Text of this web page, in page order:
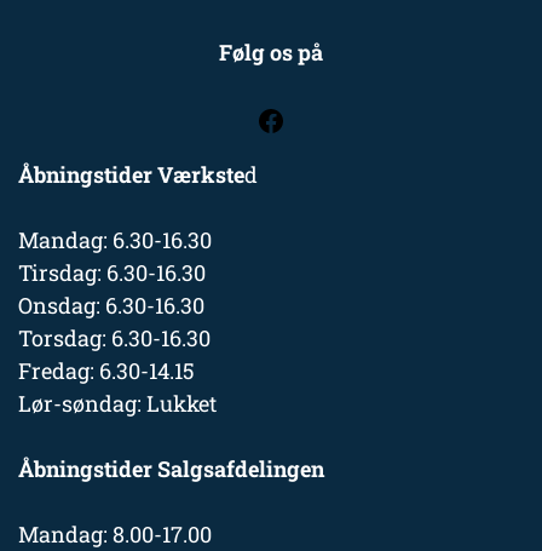
Følg os på
Åbningstider Værksted
Mandag: 6.30-16.30
Tirsdag: 6.30-16.30
Onsdag: 6.30-16.30
Torsdag: 6.30-16.30
Fredag: 6.30-14.15
Lør-søndag: Lukket
Åbningstider Salgsafdelingen
Mandag: 8.00-17.00